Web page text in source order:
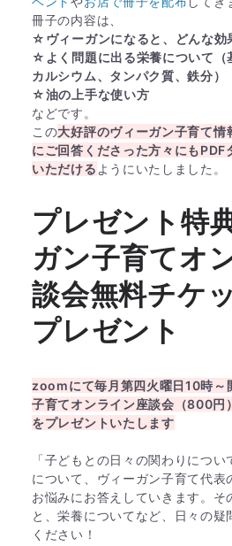
冊子の内容は、
☆ヴィーガンになると、どんな効
☆よく問題に出る栄養について（
カルシウム、タンパク質、鉄分）
☆油の上手な使い方
などです。
この大好評のヴィーガン子育て情
にご回答くださった方々にもPDF
いただける ようにいたしました。
プレゼント特
ガン子育てオ
談会無料チケ
プレゼント
zoomにて毎月第四火曜日10時～
子育てオンライン座談会（800円
をプレゼントいたします
「子どもとの日々の関わりについ
について、ヴィーガン子育て代表
お悩みにお答えしていきます。そ
と、栄養についてなど、日々の疑
ください！